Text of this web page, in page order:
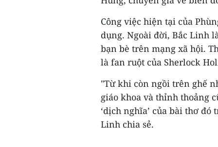
Công việc hiện tại của
dụng. Ngoài đời, Bắc Linh
bạn bè trên mạng xã hội.
là fan ruột của Sherlock
"Từ khi còn ngồi trên ghế
giáo khoa và thỉnh thoảng
‘dịch nghĩa’ của bài thơ
Linh chia sẻ.